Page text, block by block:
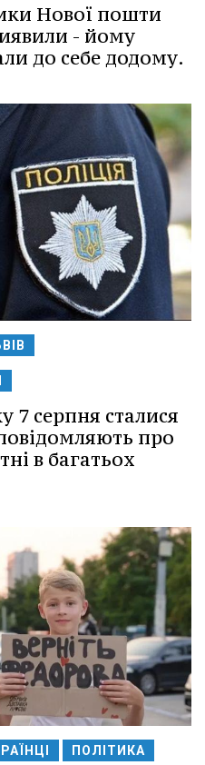
Нової пошти
- йому
до себе додому.
7 серпня сталися
про
в багатьох
ПОЛІТИКА